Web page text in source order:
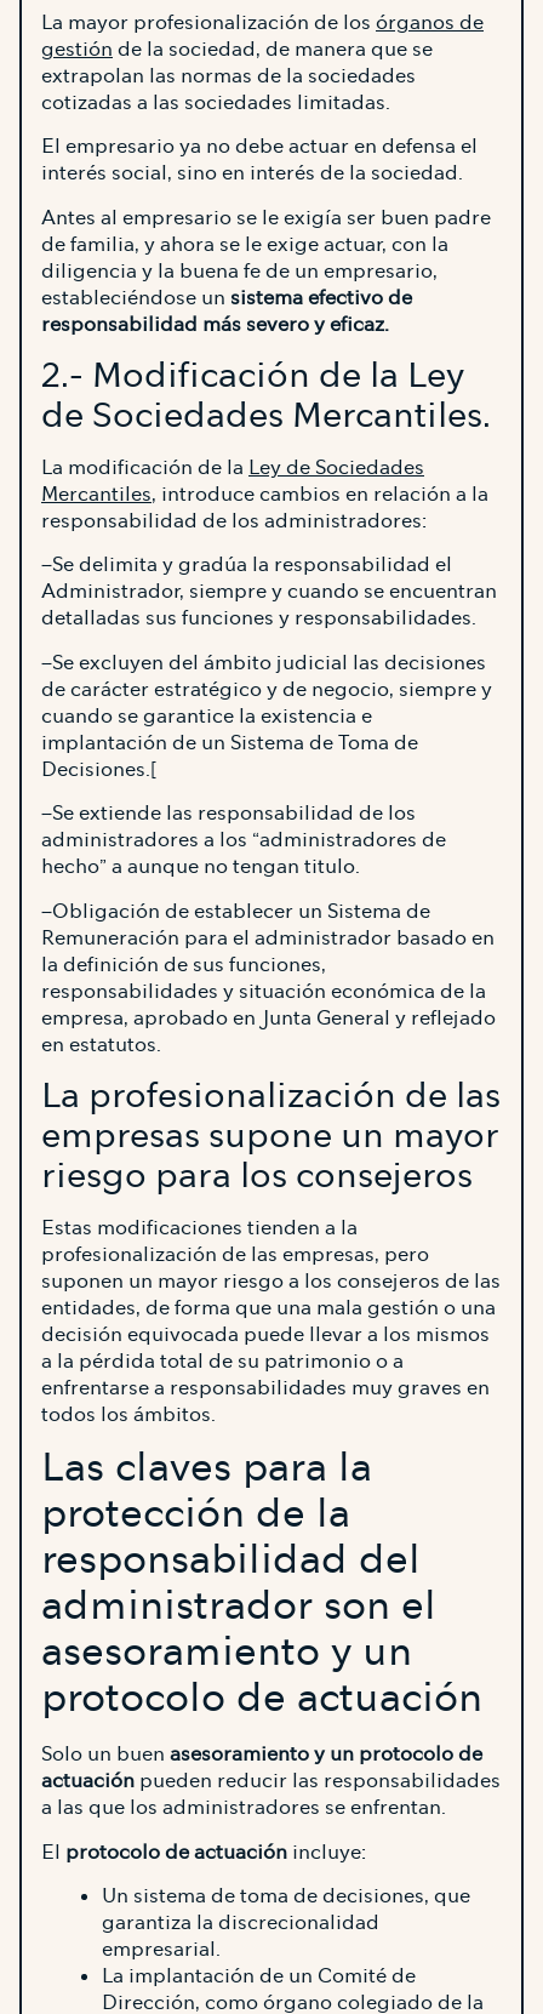
La mayor profesionalización de los órganos de
gestión de la sociedad, de manera que se
extrapolan las normas de la sociedades
cotizadas a las sociedades limitadas.
El empresario ya no debe actuar en defensa el
interés social, sino en interés de la sociedad.
Antes al empresario se le exigía ser buen padre
de familia, y ahora se le exige actuar, con la
diligencia y la buena fe de un empresario,
estableciéndose un sistema efectivo de
responsabilidad más severo y eficaz.
2.- Modificación de la Ley
de Sociedades Mercantiles.
La modificación de la Ley de Sociedades
Mercantiles, introduce cambios en relación a la
responsabilidad de los administradores:
–Se delimita y gradúa la responsabilidad el
Administrador, siempre y cuando se encuentran
detalladas sus funciones y responsabilidades.
–Se excluyen del ámbito judicial las decisiones
de carácter estratégico y de negocio, siempre y
cuando se garantice la existencia e
implantación de un Sistema de Toma de
Decisiones.[
–Se extiende las responsabilidad de los
administradores a los “administradores de
hecho” a aunque no tengan titulo.
–Obligación de establecer un Sistema de
Remuneración para el administrador basado en
la definición de sus funciones,
responsabilidades y situación económica de la
empresa, aprobado en Junta General y reflejado
en estatutos.
La profesionalización de las
empresas supone un mayor
riesgo para los consejeros
Estas modificaciones tienden a la
profesionalización de las empresas, pero
suponen un mayor riesgo a los consejeros de las
entidades, de forma que una mala gestión o una
decisión equivocada puede llevar a los mismos
a la pérdida total de su patrimonio o a
enfrentarse a responsabilidades muy graves en
todos los ámbitos.
Las claves para la
protección de la
responsabilidad del
administrador son el
asesoramiento y un
protocolo de actuación
Solo un buen asesoramiento y un protocolo de
actuación pueden reducir las responsabilidades
a las que los administradores se enfrentan.
El protocolo de actuación incluye:
Un sistema de toma de decisiones, que
garantiza la discrecionalidad
empresarial.
La implantación de un Comité de
Dirección, como órgano colegiado de la